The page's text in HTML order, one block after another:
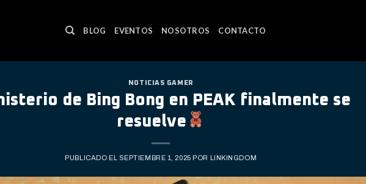
BLOG EVENTOS NOSOTROS CONTACTO
NOTICIAS GAMER
de Bing Bong en PEAK finalmente se
resuelve
PUBLICADO EL SEPTIEMBRE 1, 2025 POR LINKINGDOM